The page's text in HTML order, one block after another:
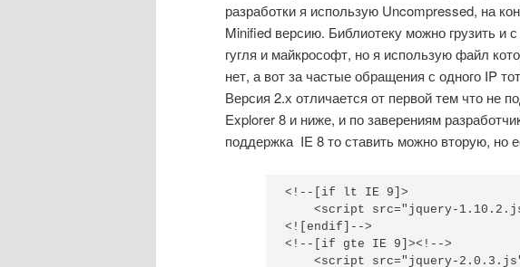
разработки я использую Uncompressed, на
Minified версию. Библиотеку можно грузить и
гугля и майкрософт, но я использую файл
нет, а вот за частые обращения с одного IP
Версия 2.х отличается от первой тем что не
Explorer 8 и ниже, и по заверениям
поддержка IE 8 то ставить можно вторую, но
<!--[if lt IE 9]>
<script src="jquery-
<![endif]-->
<!--[if gte IE 9]><!-->
<script src="jquery-